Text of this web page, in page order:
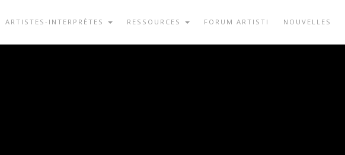
ARTISTES-INTERPRÈTES RESSOURCES FORUM ARTISTI NOUVELLES